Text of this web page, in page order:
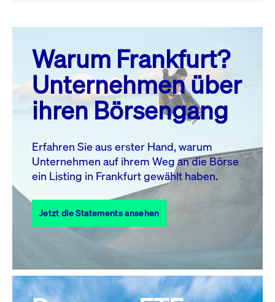
August 26
MO. DI. MI. DO. FR. SA. SO.
1
2
3
4 5 6 7 8
17 18 19 20 21 22
23
27 28
31
Alle Events
Warum Frankfurt?
Unternehmen über
ihren Börsengang
Erfahren Sie aus erster Hand, warum
Unternehmen auf ihrem Weg an die Börse
ein Listing in Frankfurt gewählt haben.
Jetzt die Statements ansehen